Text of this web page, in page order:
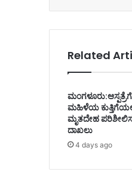
Related
ಮಹಿಳೆಯ
ಮೃತದೇಹ
ದಾಖಲು
4 days ago